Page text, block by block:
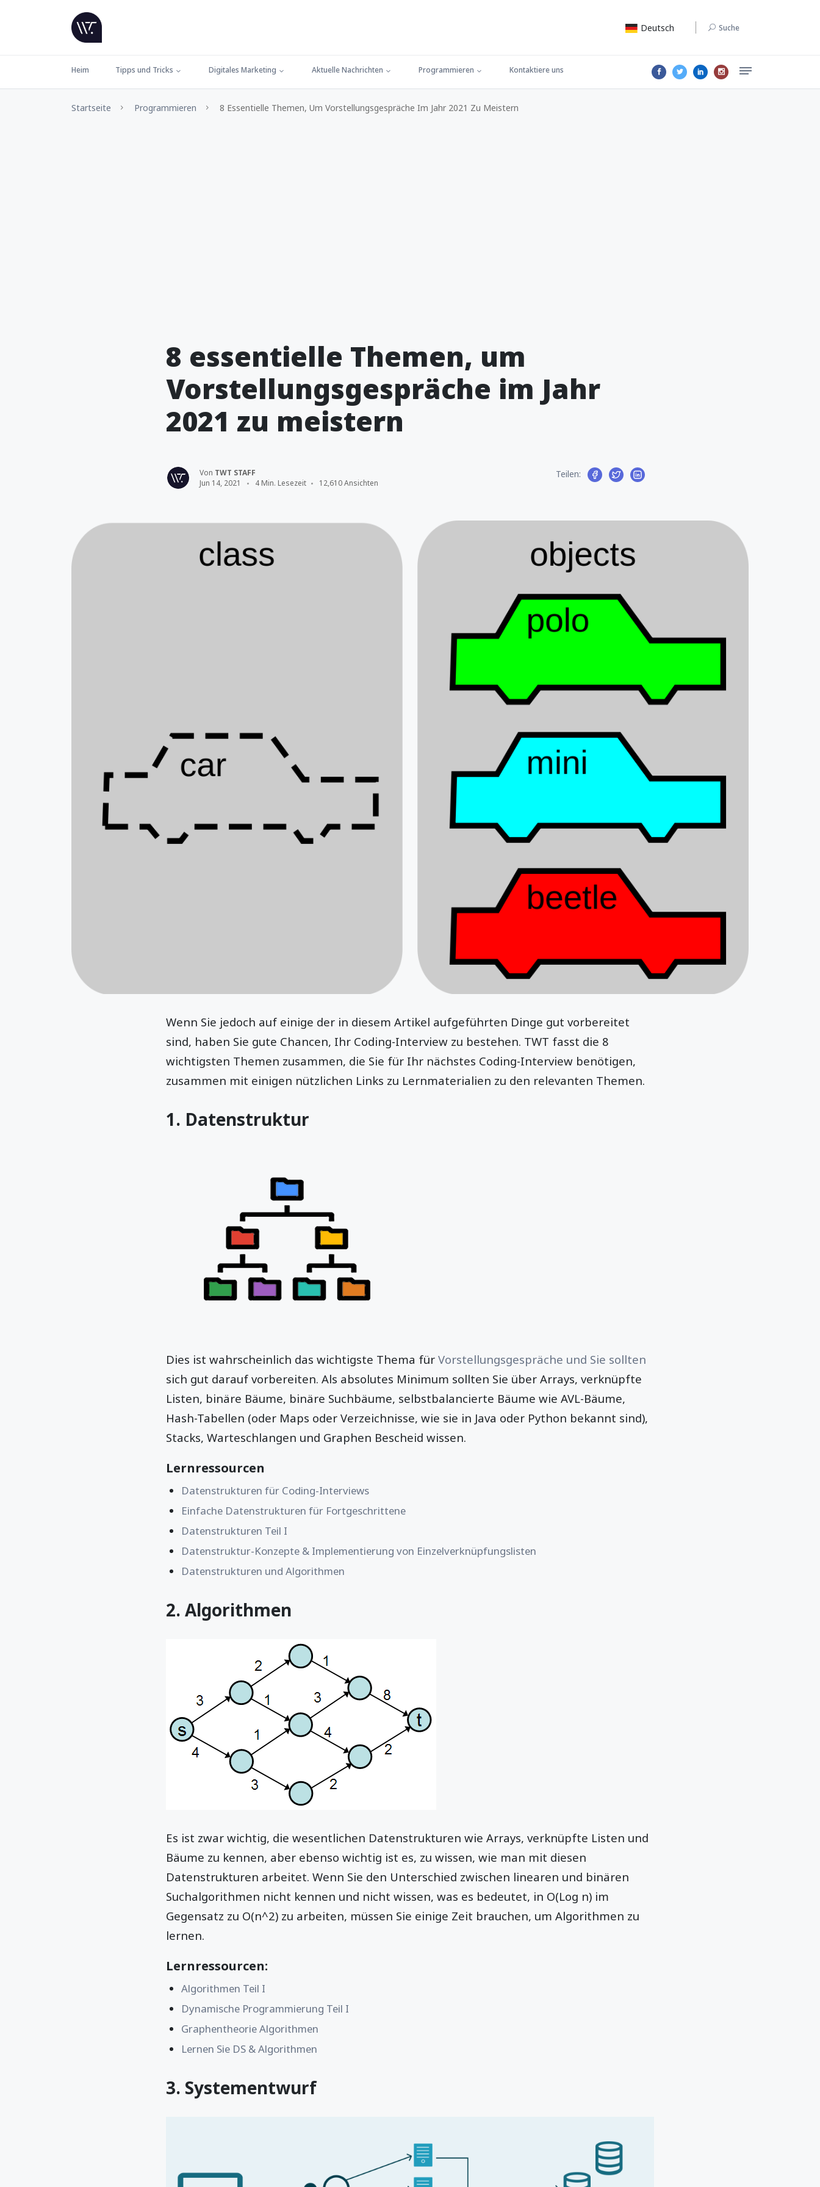
Deutsch Suche
Heim Tipps und Tricks Digitales Marketing Aktuelle Nachrichten Programmieren Kontaktiere uns
Startseite Programmieren 8 Essentielle Themen, Um Vorstellungsgespräche Im Jahr 2021 Zu Meistern
8 essentielle Themen, um
Vorstellungsgespräche im Jahr
2021 zu meistern
Von TWT STAFF
Jun 14, 2021
4 Min. Lesezeit 12,610 Ansichten
Teilen:
Wenn Sie jedoch auf einige der in diesem Artikel aufgeführten Dinge gut vorbereitet
sind, haben Sie gute Chancen, Ihr Coding-Interview zu bestehen. TWT fasst die 8
wichtigsten Themen zusammen, die Sie für Ihr nächstes Coding-Interview benötigen,
zusammen mit einigen nützlichen Links zu Lernmaterialien zu den relevanten Themen.
1. Datenstruktur
Dies ist wahrscheinlich das wichtigste Thema für Vorstellungsgespräche und Sie sollten
sich gut darauf vorbereiten. Als absolutes Minimum sollten Sie über Arrays, verknüpfte
Listen, binäre Bäume, binäre Suchbäume, selbstbalancierte Bäume wie AVL-Bäume,
Hash-Tabellen (oder Maps oder Verzeichnisse, wie sie in Java oder Python bekannt sind),
Stacks, Warteschlangen und Graphen Bescheid wissen.
Lernressourcen
Datenstrukturen für Coding-Interviews
Einfache Datenstrukturen für Fortgeschrittene
Datenstrukturen Teil I
Datenstruktur-Konzepte & Implementierung von Einzelverknüpfungslisten
Datenstrukturen und Algorithmen
2. Algorithmen
Es ist zwar wichtig, die wesentlichen Datenstrukturen wie Arrays, verknüpfte Listen und
Bäume zu kennen, aber ebenso wichtig ist es, zu wissen, wie man mit diesen
Datenstrukturen arbeitet. Wenn Sie den Unterschied zwischen linearen und binären
Suchalgorithmen nicht kennen und nicht wissen, was es bedeutet, in O(Log n) im
Gegensatz zu O(n^2) zu arbeiten, müssen Sie einige Zeit brauchen, um Algorithmen zu
lernen.
Lernressourcen:
Algorithmen Teil I
Dynamische Programmierung Teil I
Graphentheorie Algorithmen
Lernen Sie DS & Algorithmen
3. Systementwurf